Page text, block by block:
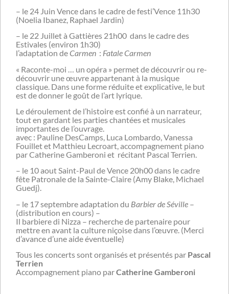
– le 24 Juin Vence dans le cadre de festi’Vence 11h30
(Noelia Ibanez, Raphael Jardin)
– le 22 Juillet à Gattières 21h00 dans le cadre des
Estivales (environ 1h30)
l’adaptation deCarmen : Fatale Carmen
« Raconte-moi … un opéra » permet de découvrir ou re-
découvrir une œuvre appartenant à la musique
classique. Dans une forme réduite et explicative, le but
est de donner le goût de l’art lyrique.
Le déroulement de l’histoire est confié à un narrateur,
tout en gardant les parties chantées et musicales
importantes de l’ouvrage.
avec : Pauline DesCamps, Luca Lombardo, Vanessa
Fouillet et Matthieu Lecroart, accompagnement piano
par Catherine Gamberoni et récitant Pascal Terrien.
– le 10 aout Saint-Paul de Vence 20h00 dans le cadre
fête Patronale de la Sainte-Claire (Amy Blake, Michael
Guedj).
– le 17 septembre adaptation du Barbier de Séville –
(distribution en cours) –
Il barbiere di Nizza – recherche de partenaire pour
mettre en avant la culture niçoise dans l’œuvre. (Merci
d’avance d’une aide éventuelle)
Tous les concerts sont organisés et présentés par Pascal
Terrien
Accompagnement piano parCatherine Gamberoni